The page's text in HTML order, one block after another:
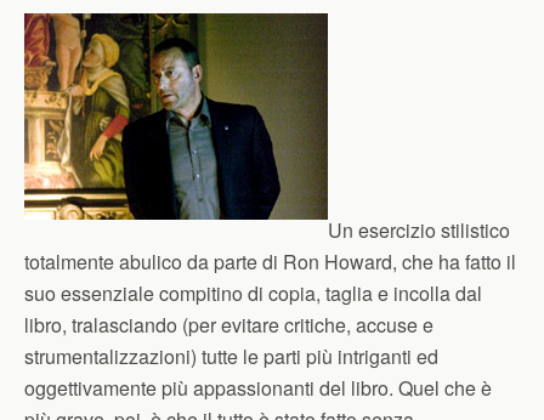
Un esercizio stilistico
totalmente abulico da parte di Ron Howard, che ha fatto il
suo essenziale compitino di copia, taglia e incolla dal
libro, tralasciando (per evitare critiche, accuse e
strumentalizzazioni) tutte le parti più intriganti ed
oggettivamente più appassionanti del libro. Quel che è